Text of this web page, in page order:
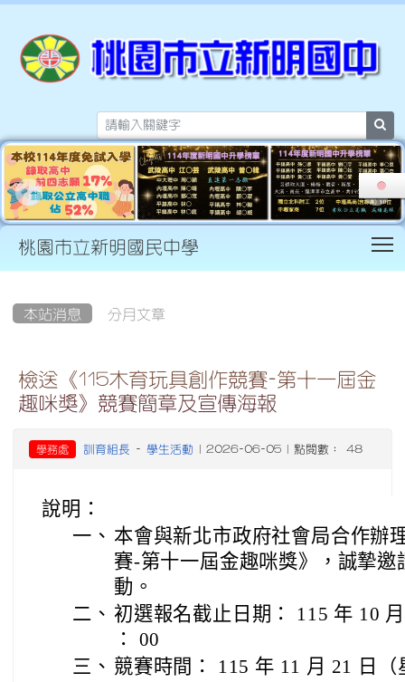
桃園市立新明國民中學
本站消息 分月文章
檢送《115木育玩具創作競賽-第十一屆金
趣咪獎》競賽簡章及宣傳海報
學務處 訓育組長 - 學生活動 | 2026-06-05 | 點閱數： 48
說明：
一、 本會與新北市政府社會局合作辦
賽-第十一屆金趣咪獎》，誠摯
動。
二、 初選報名截止日期： 115 年 10
： 00
三、 競賽時間： 115 年 11 月 21 日